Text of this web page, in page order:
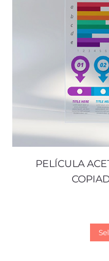
PELÍCULA